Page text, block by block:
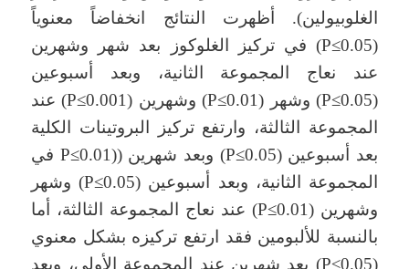
الغلوبيولين). أظهرت النتائج انخفاضاً معنوياً
(P≤0.05) في تركيز الغلوكوز بعد شهر وشهرين
عند نعاج المجموعة الثانية، وبعد أسبوعين
(P≤0.05) وشهر (P≤0.01) وشهرين (P≤0.001) عند
المجموعة الثالثة، وارتفع تركيز البروتينات الكلية
بعد أسبوعين (P≤0.05) وبعد شهرين ((P≤0.01 في
المجموعة الثانية، وبعد أسبوعين (P≤0.05) وشهر
وشهرين (P≤0.01) عند نعاج المجموعة الثالثة، أما
بالنسبة للألبومين فقد ارتفع تركيزه بشكل معنوي
(P≤0.05) بعد شهرين عند المجموعة الأولى، وبعد